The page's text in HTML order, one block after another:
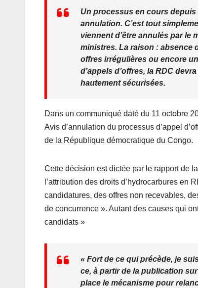
c
tt
er
ail at
s
A
p
p
ta
g
er
Un processus en cours
annulation. C’est tout
viennent d’être annulés par le
ministres. La raison : absence
offres irrégulières ou encore
d’appels d’offres, la RDC
hautement sécurisées.
Dans un communiqué daté du 11 octobre
Avis d’annulation du processus d’appel
de la République démocratique du Congo.
Cette décision est dictée par le rapport de
l’attribution des droits d’hydrocarbures en
candidatures, des offres non recevables,
de concurrence ». Autant des causes qui
candidats »
« Fort de ce qui précède, je
ce, à partir de la publication
place le mécanisme pour